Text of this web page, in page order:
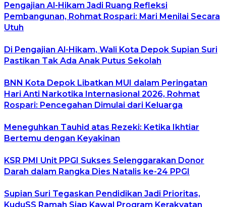
Pengajian Al-Hikam Jadi Ruang Refleksi
Pembangunan, Rohmat Rospari: Mari Menilai Secara
Utuh
Di Pengajian Al-Hikam, Wali Kota Depok Supian Suri
Pastikan Tak Ada Anak Putus Sekolah
BNN Kota Depok Libatkan MUI dalam Peringatan
Hari Anti Narkotika Internasional 2026, Rohmat
Rospari: Pencegahan Dimulai dari Keluarga
Meneguhkan Tauhid atas Rezeki: Ketika Ikhtiar
Bertemu dengan Keyakinan
KSR PMI Unit PPGI Sukses Selenggarakan Donor
Darah dalam Rangka Dies Natalis ke-24 PPGI
Supian Suri Tegaskan Pendidikan Jadi Prioritas,
KuduSS Ramah Siap Kawal Program Kerakyatan